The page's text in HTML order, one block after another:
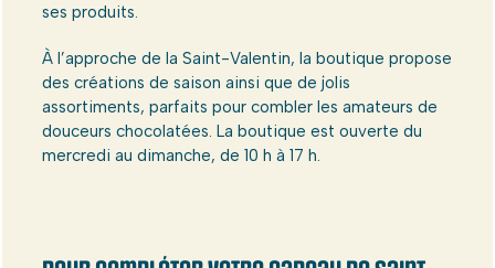
ses produits.
À l’approche de la Saint-Valentin, la boutique propose
des créations de saison ainsi que de jolis
assortiments, parfaits pour combler les amateurs de
douceurs chocolatées. La boutique est ouverte du
mercredi au dimanche, de 10 h à 17 h.